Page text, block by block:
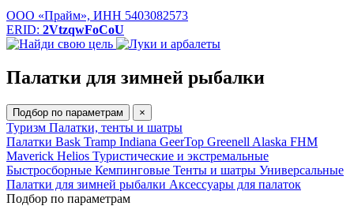
ООО «Прайм», ИНН 5403082573
ERID: 2VtzqwFoCoU
Палатки для зимней рыбалки
Подбор по параметрам ×
Туризм Палатки, тенты и шатры
Палатки Bask Tramp Indiana GeerTop Greenell Alaska FHM
Maverick Helios Туристические и экстремальные
Быстросборные Кемпинговые Тенты и шатры Универсальные
Палатки для зимней рыбалки Аксессуары для палаток
Подбор по параметрам